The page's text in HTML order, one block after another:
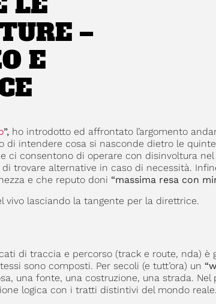
–
E
”,ho introdotto ed affrontato l’argomento
intendere cosa si nasconde dietro le
ci consentono di operare con disinvoltura nel
trovare alternative in caso di necessità.
e che reputo doni “massima resa con
lasciando la tangente per la direttrice.
di traccia e percorso (track e route, nda) è
sono composti. Per secoli (e tutt’ora) un
una fonte, una costruzione, una strada. Nel
logica con i tratti distintivi del mondo reale.